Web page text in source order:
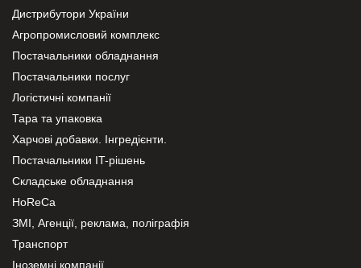
Дистрибутори України
Агропромисловий комплекс
Постачальники обладнання
Постачальники послуг
Логістичні компанії
Тара та упаковка
Харчові добавки. Інгредієнти.
Постачальники IT-рішень
Складське обладнання
HoReCa
ЗМІ, Агенції, реклама, поліграфія
Транспорт
Іноземні компанії